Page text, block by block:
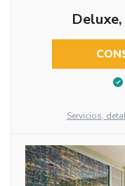
Servicios,